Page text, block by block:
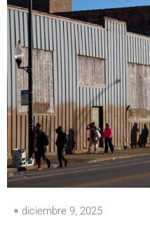
diciembre 9, 2025